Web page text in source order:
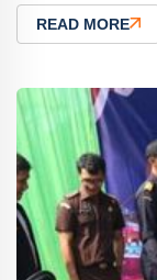
READ MORE